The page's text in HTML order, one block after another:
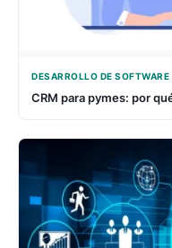
DESARROLLO DE SOFTWARE
CRM para pymes: por